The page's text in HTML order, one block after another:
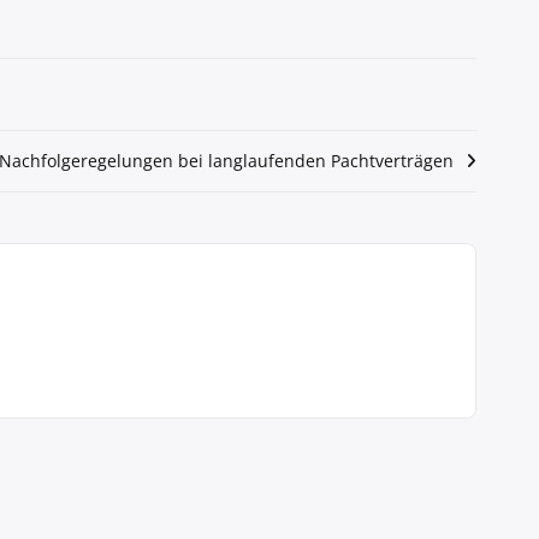
Nachfolgeregelungen bei langlaufenden Pachtverträgen